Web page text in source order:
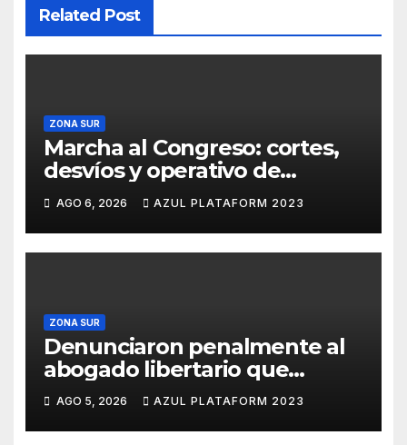
Related Post
ZONA SUR
Marcha al Congreso: cortes,
desvíos y operativo de
seguridad por la protesta
contra la reforma de la Ley de
Tierras
AGO 6, 2026 AZUL PLATAFORM 2023
ZONA SUR
Denunciaron penalmente al
abogado libertario que
propuso tirar napalm sobre el
Gran Buenos Aires
AGO 5, 2026 AZUL PLATAFORM 2023